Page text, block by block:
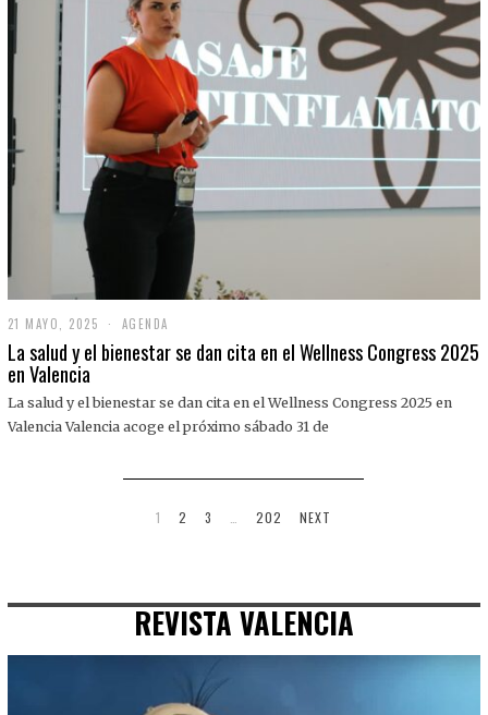
21 MAYO, 2025
1
M
O
,
AGENDA
La salud y el bienestar se dan cita en el Wellness Congress 2025
en Valencia
La salud y el bienestar se dan cita en el Wellness Congress 2025 en
Valencia Valencia acoge el próximo sábado 31 de
1 2 3 202 NEXT
REVISTA VALENCIA